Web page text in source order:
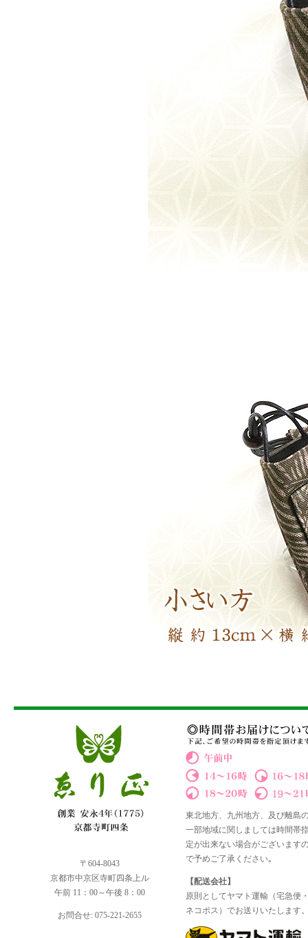
〒604-8043
京都市中京区寺町四条上ル
午前 11：00～午後 8：00
お問合せ: 075-221-2655
東北地方、九州地方、及び離島
一部地域に関しましては時間帯
定が出来ない場合がございます
で予めご了承ください｡
【配送会社】
原則としてヤマト運輸（宅急便
ネコポス）でお送りいたします